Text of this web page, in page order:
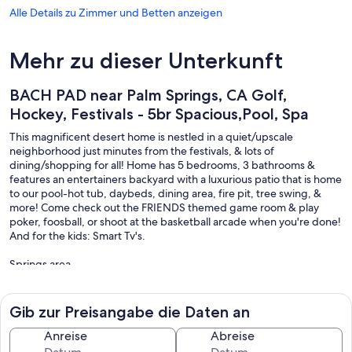
Alle Details zu Zimmer und Betten anzeigen
Mehr zu dieser Unterkunft
BACH PAD near Palm Springs, CA Golf,
Hockey, Festivals - 5br Spacious,Pool, Spa
This magnificent desert home is nestled in a quiet/upscale
neighborhood just minutes from the festivals, & lots of
dining/shopping for all! Home has 5 bedrooms, 3 bathrooms &
features an entertainers backyard with a luxurious patio that is home
to our pool-hot tub, daybeds, dining area, fire pit, tree swing, &
more! Come check out the FRIENDS themed game room & play
poker, foosball, or shoot at the basketball arcade when you're done!
And for the kids: Smart Tv's.
Springs area.
and possible violation)
The Home to the festivals and other world famous events in the
nearby cities of La Quinta/Indio. Paradise awaits you in this secluded
entertainers garden, complete with a dazzling pool and hot tub!
Gib zur Preisangabe die Daten an
Anreise Abreise